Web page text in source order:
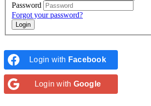
Password
Forgot your password?
Login with Facebook
Login with Google